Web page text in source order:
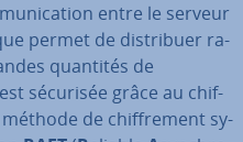
entre le serveur
permet de dis­tri­buer ra­
quantités de
sécurisée grâce au chif­
de chif­fre­ment sy­